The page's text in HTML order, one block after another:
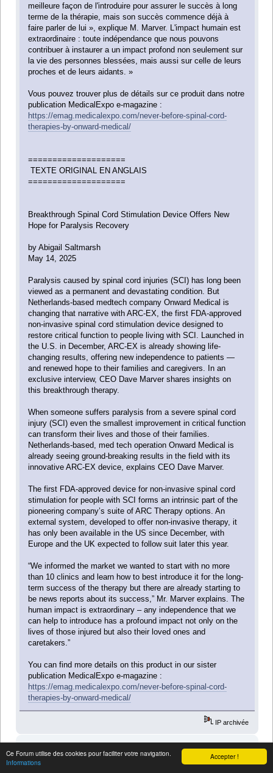
Accepter !
Ce Forum utilise des cookies pour faciliter votre navigation.
Informations
meilleure façon de l'introduire pour assurer le succès à long
terme de la thérapie, mais son succès commence déjà à
faire parler de lui », explique M. Marver. L'impact humain est
extraordinaire : toute indépendance que nous pouvons
contribuer à instaurer a un impact profond non seulement sur
la vie des personnes blessées, mais aussi sur celle de leurs
proches et de leurs aidants. »
Vous pouvez trouver plus de détails sur ce produit dans notre
publication MedicalExpo e-magazine :
https://emag.medicalexpo.com/never-before-spinal-cord-
therapies-by-onward-medical/
====================
TEXTE ORIGINAL EN ANGLAIS
====================
Breakthrough Spinal Cord Stimulation Device Offers New
Hope for Paralysis Recovery
by Abigail Saltmarsh
May 14, 2025
Paralysis caused by spinal cord injuries (SCI) has long been
viewed as a permanent and devastating condition. But
Netherlands-based medtech company Onward Medical is
changing that narrative with ARC-EX, the first FDA-approved
non-invasive spinal cord stimulation device designed to
restore critical function to people living with SCI. Launched in
the U.S. in December, ARC-EX is already showing life-
changing results, offering new independence to patients —
and renewed hope to their families and caregivers. In an
exclusive interview, CEO Dave Marver shares insights on
this breakthrough therapy.
When someone suffers paralysis from a severe spinal cord
injury (SCI) even the smallest improvement in critical function
can transform their lives and those of their families.
Netherlands-based, med tech operation Onward Medical is
already seeing ground-breaking results in the field with its
innovative ARC-EX device, explains CEO Dave Marver.
The first FDA-approved device for non-invasive spinal cord
stimulation for people with SCI forms an intrinsic part of the
pioneering company’s suite of ARC Therapy options. An
external system, developed to offer non-invasive therapy, it
has only been available in the US since December, with
Europe and the UK expected to follow suit later this year.
“We informed the market we wanted to start with no more
than 10 clinics and learn how to best introduce it for the long-
term success of the therapy but there are already starting to
be news reports about its success,” Mr. Marver explains. The
human impact is extraordinary – any independence that we
can help to introduce has a profound impact not only on the
lives of those injured but also their loved ones and
caretakers.”
You can find more details on this product in our sister
publication MedicalExpo e-magazine :
https://emag.medicalexpo.com/never-before-spinal-cord-
therapies-by-onward-medical/
IP archivée
Membre de l'association